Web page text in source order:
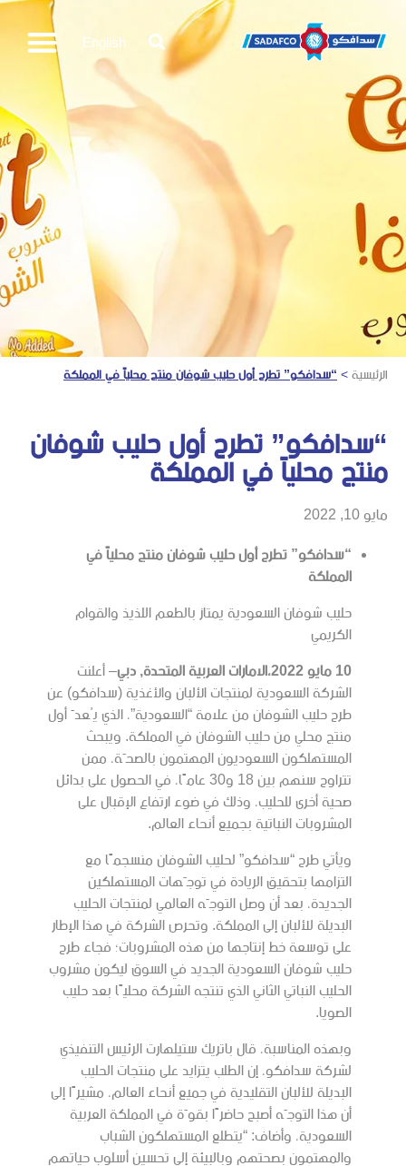
English
الرئيسية > “سدافكو” تطرح أول حليب شوفان منتج محلياً في المملكة
“سدافكو” تطرح أول حليب شوفان
منتج محلياً في المملكة
مايو 10, 2022
“سدافكو” تطرح أول حليب شوفان منتج محلياً في
المملكة
حليب شوفان السعودية يمتاز بالطعم اللذيذ والقوام
الكريمي
10 مايو 2022،الامارات العربية المتحدة, دبي
– أعلنت
الشركة السعودية لمنتجات الألبان والأغذية (سدافكو) عن
طرح حليب الشوفان من علامة “السعودية”، الذي يُعدّ أول
منتج محلي من حليب الشوفان في المملكة. ويبحث
المستهلكون السعوديون المهتمون بالصحّة، ممن
تتراوح سنهم بين 18 و30 عامًا، في الحصول على بدائل
صحية أخرى للحليب، وذلك في ضوء ارتفاع الإقبال على
المشروبات النباتية بجميع أنحاء العالم.
ويأتي طرح “سدافكو” لحليب الشوفان منسجمًا مع
التزامها بتحقيق الريادة في توجّهات المستهلكين
الجديدة، بعد أن وصل التوجّه العالمي لمنتجات الحليب
البديلة للألبان إلى المملكة. وتحرص الشركة في هذا الإطار
على توسعة خط إنتاجها من هذه المشروبات؛ فجاء طرح
حليب شوفان السعودية الجديد في السوق ليكون مشروب
الحليب النباتي الثاني الذي تنتجه الشركة محليًا بعد حليب
الصويا.
وبهذه المناسبة، قال باتريك ستيلهارت الرئيس التنفيذي
لشركة سدافكو، إن الطلب يتزايد على منتجات الحليب
البديلة للألبان التقليدية في جميع أنحاء العالم، مشيرًا إلى
أن هذا التوجّه أصبح حاضرًا بقوّة في المملكة العربية
السعودية، وأضاف: “يتطلع المستهلكون الشباب
والمهتمون بصحتهم وبالبيئة إلى تحسين أسلوب حياتهم